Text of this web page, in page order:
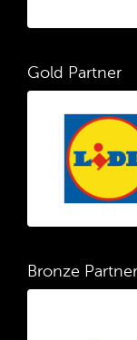
Gold Partner
Bronze Partner